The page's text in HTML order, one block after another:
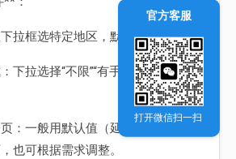
拉框选特定地区，默认则不限制。
下拉选择“不限”“有手机号”等条件，
：一般用默认值（延时1000毫秒、
也可根据需求调整。
官方客服
打开微信扫一扫